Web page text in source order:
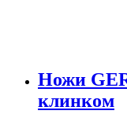
Ножи
клинком